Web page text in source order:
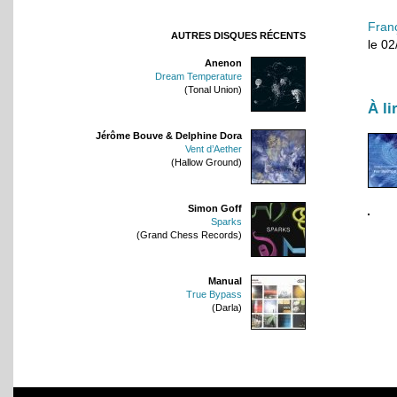
AUTRES DISQUES RÉCENTS
Anenon
Dream Temperature
(Tonal Union)
Jérôme Bouve & Delphine Dora
Vent d’Aether
(Hallow Ground)
Simon Goff
Sparks
(Grand Chess Records)
Manual
True Bypass
(Darla)
le
À